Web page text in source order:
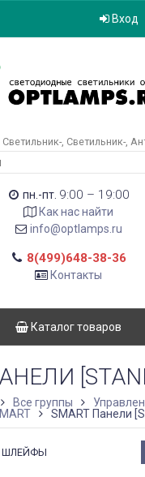
Вход
Светильник- Светильник-
пн.-пт. 9:00 – 19:00
Как нас найти
info@optlamps.ru
8(499)648-38-36
Контакты
Каталог товаров
Все группы
SMART Панели
ШЛЕЙФЫ